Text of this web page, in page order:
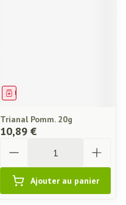
Médicament
Trianal Pomm. 20g
10,89 €
Ajouter au panier